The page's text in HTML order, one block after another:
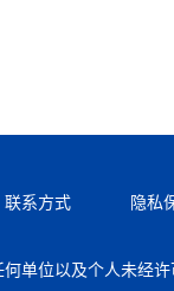
联系方式 隐私
单位以及个人未经许